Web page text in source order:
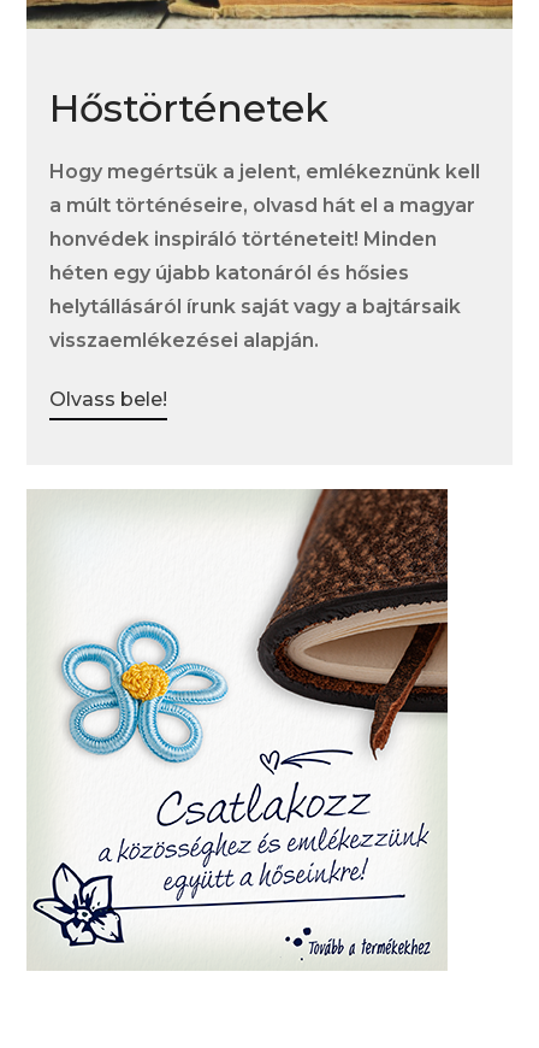
Hőstörténetek
Hogy megértsük a jelent, emlékeznünk kell
a múlt történéseire, olvasd hát el a magyar
honvédek inspiráló történeteit! Minden
héten egy újabb katonáról és hősies
helytállásáról írunk saját vagy a bajtársaik
visszaemlékezései alapján.
Olvass bele!